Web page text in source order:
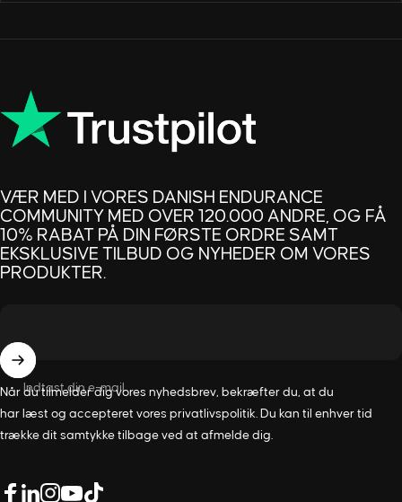
VÆR MED I VORES DANISH ENDURANCE
COMMUNITY MED OVER 120.000 ANDRE, OG FÅ
10% RABAT PÅ DIN FØRSTE ORDRE SAMT
EKSKLUSIVE TILBUD OG NYHEDER OM VORES
PRODUKTER.
Indtast din e-mail
Når du tilmelder dig vores nyhedsbrev, bekræfter du, at du
har læst og accepteret vores privatlivspolitik . Du kan til enhver tid
trække dit samtykke tilbage ved at afmelde dig.